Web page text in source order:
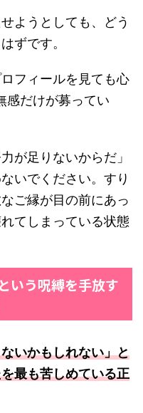
ようとしても、どう
ずです。
フィールを見ても心
感だけが募ってい
が足りないからだ」
いでください。すり
ご縁が目の前にあっ
てしまっている状態
いう呪縛を手放す
いかもしれない」と
最も苦しめている正